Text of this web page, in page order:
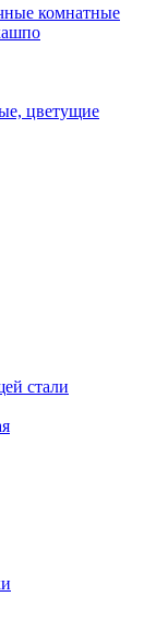
комнатные
цветущие
стали